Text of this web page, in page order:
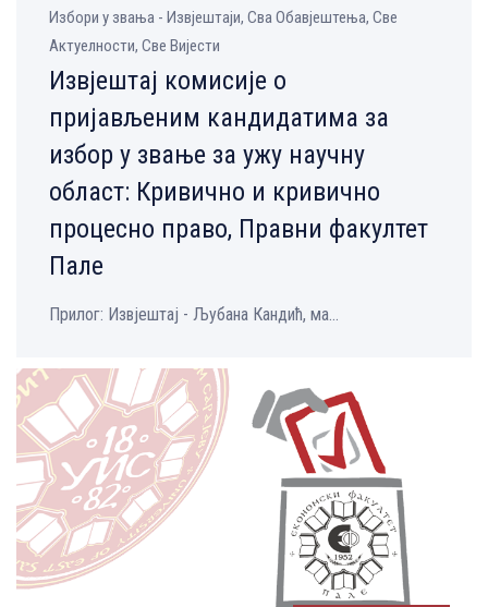
Избори у звања - Извјештаји, Сва Обавјештења, Све
Aктуелности, Све Вијести
Извјештај комисије о
пријављеним кандидатима за
избор у звање за ужу научну
област: Кривично и кривично
процесно право, Правни факултет
Пале
Прилог: Извјештај - Љубана Кандић, ма...